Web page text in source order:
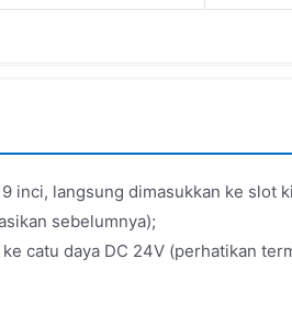
inci, langsung dimasukkan ke slot
sebelumnya);
catu daya DC 24V (perhatikan